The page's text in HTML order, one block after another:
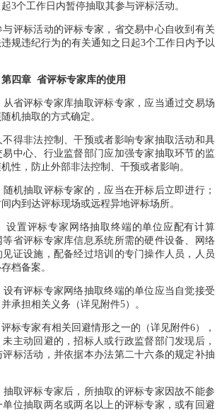
3个工作日内暂停抽取其参与评标活动。
标活动的评标专家，省交易中心自收到有关
规违纪行为的有关通知之日起3个工作日内予以
第四章 省评标专家库的使用
从省评标专家库抽取评标专家，应当通过交易场
机抽取的方式确定。
非法控制、干预或者影响专家抽取活动和具
中心、行业监督部门应加强专家抽取环节的监
性，防止外部非法控制、干预或者影响。
随机抽取评标专家的，应当在开标后立即进行；
内到达评标现场或远程异地评标场所。
设置评标专家网络抽取终端的单位应配有计算
省评标专家库信息系统所需的硬件设备、网络
证设施，配备经过培训的专门操作人员，人员
档备案。
设有评标专家网络抽取终端的单位应当自觉接受
承担相关义务（详见附件5）。
评标专家有相关回避情形之一的（详见附件6），
主动回避的，招标人或行政监督部门发现后，
标活动，并依据本办法第二十六条的规定补抽
抽取评标专家后，所抽取的评标专家因故不能参
位抽取两名或两名以上的评标专家，或有回避